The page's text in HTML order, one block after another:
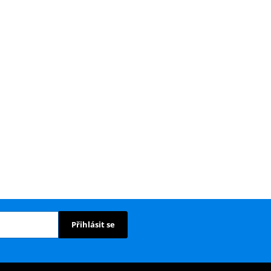
Přihlásit se